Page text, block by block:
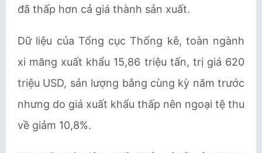
đã thấp hơn cả giá thành sản xuất.
Dữ liệu của Tổng cục Thống kê, toàn ngành
xi măng xuất khẩu 15,86 triệu tấn, trị giá 620
triệu USD, sản lượng bằng cùng kỳ năm trước
nhưng do giá xuất khẩu thấp nên ngoại tệ thu
về giảm 10,8%.